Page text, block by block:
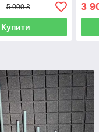
5 000 ₴
Купити
3